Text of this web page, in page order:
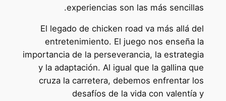
experiencias son las más sencillas.
El legado de chicken road va más allá del
entretenimiento. El juego nos enseña la
importancia de la perseverancia, la estrategia
y la adaptación. Al igual que la gallina que
cruza la carretera, debemos enfrentar los
desafíos de la vida con valentía y